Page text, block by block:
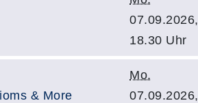
07.09.2026,
18.30 Uhr
& More
Mo.
07.09.2026,